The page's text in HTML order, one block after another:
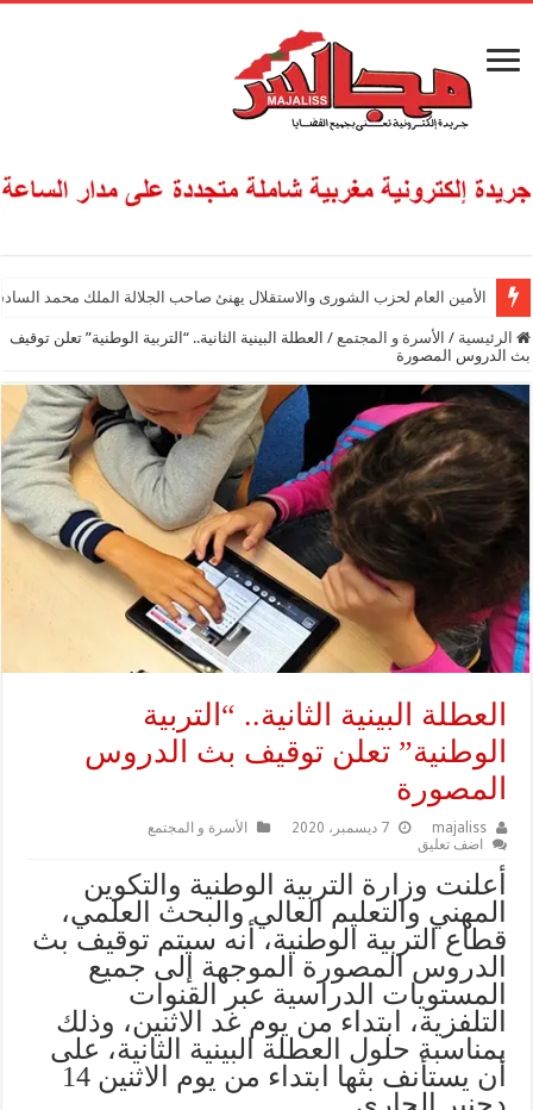
الأمين العام لحزب الشورى والاستقلال يهنئ صاحب الجلالة الملك محمد
الرئيسية / الأسرة و المجتمع / العطلة البينية الثانية.. “التربية الوطنية” تعلن توقيف
بث الدروس المصورة
العطلة البينية الثانية.. “التربية
الوطنية” تعلن توقيف بث الدروس
المصورة
majaliss 7 ديسمبر، 2020
الأسرة و المجتمع
اضف تعليق
أعلنت وزارة التربية الوطنية والتكوين
المهني والتعليم العالي والبحث العلمي،
قطاع التربية الوطنية، أنه سيتم توقيف بث
الدروس المصورة الموجهة إلى جميع
المستويات الدراسية عبر القنوات
التلفزية، ابتداء من يوم غد الاثنين، وذلك
بمناسبة حلول العطلة البينية الثانية، على
أن يستأنف بثها ابتداء من يوم الاثنين 14